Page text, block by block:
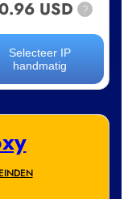
USD ?
Selecteer IP
handmatig